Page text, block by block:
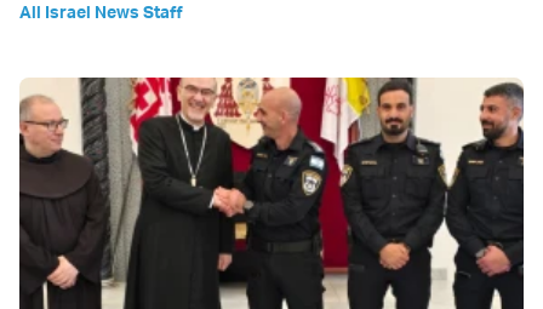
All Israel News Staff